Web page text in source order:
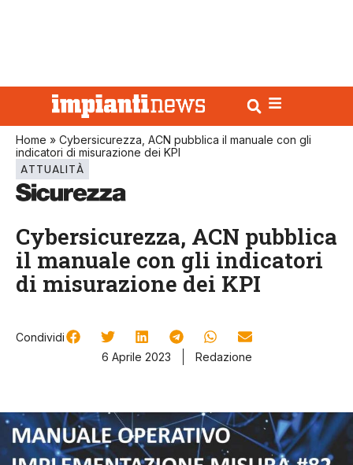
Home » Cybersicurezza, ACN pubblica il manuale con gli
indicatori di misurazione dei KPI
ATTUALITÀ
Cybersicurezza, ACN pubblica
il manuale con gli indicatori
di misurazione dei KPI
Condividi
6 Aprile 2023
Redazione